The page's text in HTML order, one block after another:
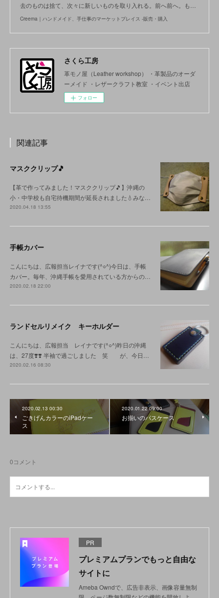
去のものは捨て、次々に新しいものを取り入れる。前へ前へ。も…
Creema｜ハンドメイド、手仕事のマーケットプレイス -販売・購入
さくら工房
革モノ屋（Leather workshop） ・革製品のオーダ
ーメイド ・レザークラフト教室 ・イベント出店
フォロー
関連記事
マスククリップ🎵
【革で作ってみました！マスククリップ🎵】沖縄の
小・中学校も自宅待機期間が延長されました💧みな…
2020.04.18 13:55
手帳カバー
こんにちは、広報担当レイナです(^○^)今日は、手帳
カバー。毎年、沖縄手帳を愛用されている方からの…
2020.02.18 22:00
ランドセルリメイク キーホルダー
こんにちは、広報担当 レイナです(^○^)昨日の沖縄
は、27度❣️❣️ 半袖で過ごしました 笑 が、今日…
2020.02.16 08:30
2020.02.13 00:30
ごきげんカラーのiPadケー
ス
2020.01.22 09:00
お揃いのパスケース
0コメント
PR
プレミアムプランでもっと自由な
サイトに
Ameba Owndで、広告非表示、画像容量無制